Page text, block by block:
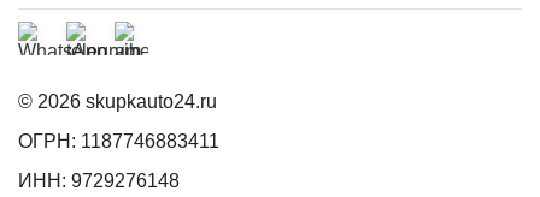
© 2026 skupkauto24.ru
ОГРН: 1187746883411
ИНН: 9729276148